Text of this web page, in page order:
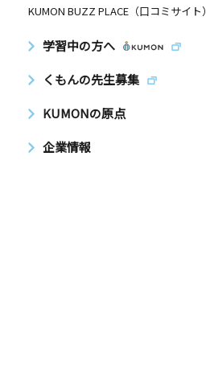
KUMON BUZZ PLACE（口コミサイト）
学習中の方へ
くもんの先生募集
KUMONの原点
企業情報